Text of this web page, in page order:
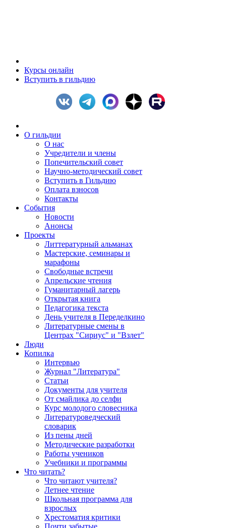
Курсы онлайн
Вступить в гильдию
О гильдии
О нас
Учредители и члены
Попечительский совет
Научно-методический совет
Вступить в Гильдию
Оплата взносов
Контакты
События
Новости
Анонсы
Проекты
Литтературный альманах
Мастерские, семинары и
марафоны
Свободные встречи
Апрельские чтения
Гуманитарный лагерь
Открытая книга
Педагогика текста
День учителя в Переделкино
Литературные смены в
Центрах "Сириус" и "Взлет"
Люди
Копилка
Интервью
Журнал "Литература"
Статьи
Документы для учителя
От смайлика до селфи
Курс молодого словесника
Литературоведческий
словарик
Из пены дней
Методические разработки
Работы учеников
Учебники и программы
Что читать?
Что читают учителя?
Летнее чтение
Школьная программа для
взрослых
Хрестоматия критики
Почти забытые